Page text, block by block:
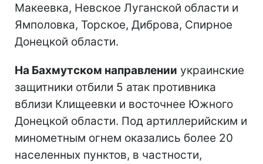
Макеевка, Невское Луганской области и
Ямполовка, Торское, Диброва, Спирное
Донецкой области.
На Бахмутском направлении украинские
защитники отбили 5 атак противника
вблизи Клищеевки и восточнее Южного
Донецкой области. Под артиллерийским и
минометным огнем оказались более 20
населенных пунктов, в частности,